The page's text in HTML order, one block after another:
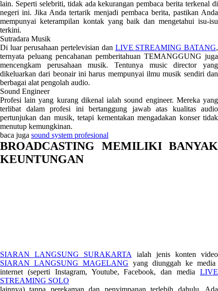
lain. Seperti selebriti, tidak ada kekurangan pembaca berita terkenal di
negeri ini. Jika Anda tertarik menjadi pembaca berita, pastikan Anda
mempunyai keterampilan kontak yang baik dan mengetahui isu-isu
terkini.
Sutradara Musik
Di luar perusahaan pertelevisian dan LIVE STREAMING BATANG,
ternyata peluang pencahanan pemberitahuan TEMANGGUNG juga
mencengkam perusahaan musik. Tentunya music director yang
dikeluarkan dari beonair ini harus mempunyai ilmu musik sendiri dan
berbagai alat pengolah audio.
Sound Engineer
Profesi lain yang kurang dikenal ialah sound engineer. Mereka yang
terlibat dalam profesi ini bertanggung jawab atas kualitas audio
pertunjukan dan musik, tetapi kementakan mengadakan konser tidak
menutup kemungkinan.
baca juga sound system profesional
BROADCASTING MEMILIKI BANYAK
KEUNTUNGAN
SIARAN LANGSUNG SURAKARTA ialah jenis konten video
SIARAN LANGSUNG MAGELANG yang diunggah ke media
internet (seperti Instagram, Youtube, Facebook, dan media LIVE
STREAMING SOLO
lainnya) tanpa perekaman dan penyimpanan terlebih dahulu. Ada